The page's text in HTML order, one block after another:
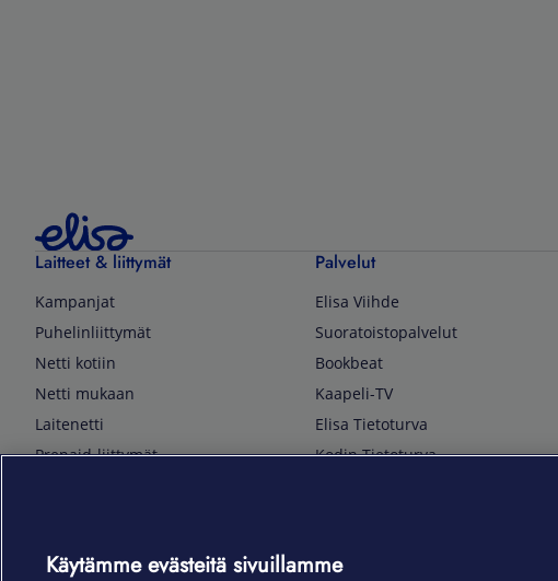
Laitteet & liittymät
Kampanjat
Puhelinliittymät
Netti kotiin
Netti mukaan
Laitenetti
Prepaid-liittymät
Palvelut
Elisa Viihde
Suoratoistopalvelut
Bookbeat
Kaapeli-TV
Elisa Tietoturva
Kodin Tietoturva
Käytämme evästeitä sivuillamme